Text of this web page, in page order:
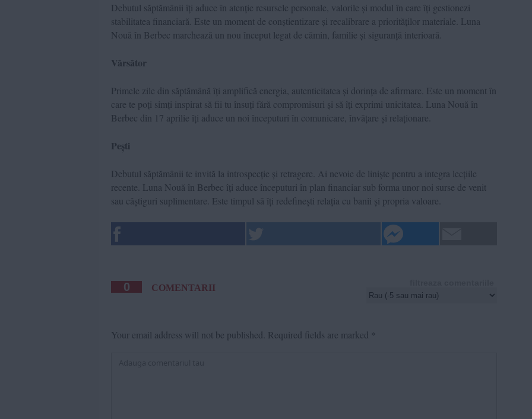
Debutul săptămânii îți aduce în atenție resursele personale, valorile și modul în care îți gestionezi
stabilitatea financiară. Este un moment de conștientizare și recalibrare a priorităților materiale. Luna
Nouă în Berbec marchează un nou început legat de cămin, familie și siguranță interioară.
Vărsător
Primele zile din săptămână îți amplifică energia, autenticitatea și dorința de afirmare. Este un moment în
care te poți simți inspirat să fii tu însuți fără compromisuri și să îți exprimi unicitatea. Luna Nouă în
Berbec din 17 aprilie îți aduce un noi începuturi în comunicare, învățare și relaționare.
Pești
Debutul săptămânii te invită la introspecție și retragere. Ai nevoie de liniște pentru a integra lecțiile
recente. Luna Nouă în Berbec îți aduce începuturi în plan financiar sub forma unor noi surse de venit
sau câștiguri suplimentare. Este timpul să îți redefinești relația cu banii și propria valoare.
0 COMENTARII
Your email address will not be published. Required fields are marked *